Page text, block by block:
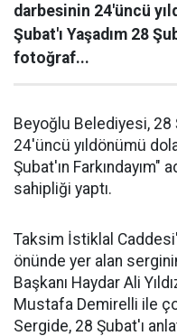
darbesinin 24'üncü
Şubat'ı Yaşadım 28
fotoğraf...
Beyoğlu Belediyesi,
24'üncü yıldönümü
Şubat'ın
sahipliği yaptı.
Taksim İstiklal
önünde yer alan
Başkanı Haydar Ali
Mustafa Demirelli ile
Sergide, 28 Şubat'ı